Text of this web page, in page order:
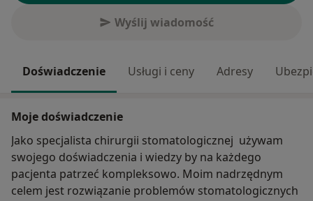
Wyślij wiadomość
Doświadczenie Usługi i ceny Adresy
Moje doświadczenie
Jako specjalista chirurgii stomatologicznej używam
swojego doświadczenia i wiedzy by na każdego
pacjenta patrzeć kompleksowo. Moim nadrzędnym
celem jest rozwiązanie problemów stomatologicznych